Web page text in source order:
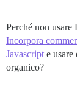
Perché non
Incorpora
Javascript e
organico?